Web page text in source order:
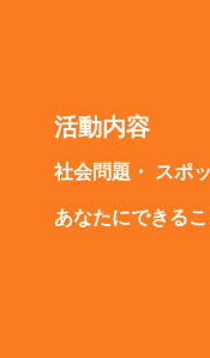
活動内容
社会問題・ スポ
あなたにできるこ